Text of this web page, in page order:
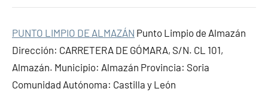
PUNTO LIMPIO DE ALMAZÁN Punto Limpio de Almazán
Dirección: CARRETERA DE GÓMARA, S/N. CL 101,
Almazán. Municipio: Almazán Provincia: Soria
Comunidad Autónoma: Castilla y León